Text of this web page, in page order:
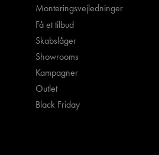
Monteringsvejledninger
Få et tilbud
Skabslåger
Showrooms
Kampagner
Outlet
Black Friday